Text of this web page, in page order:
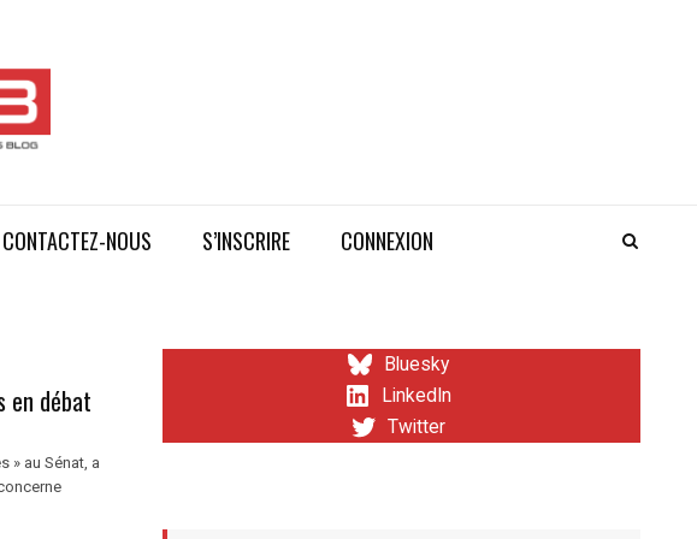
CONTACTEZ-NOUS S’INSCRIRE CONNEXION
en débat
» au Sénat, a
Bluesky
LinkedIn
Twitter